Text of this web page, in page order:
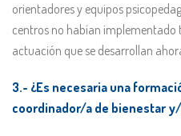
orientadores y equipos
centros no habían implementado
actuación que se desarrollan
3.- ¿Es necesaria una
coordinador/a de bienestar